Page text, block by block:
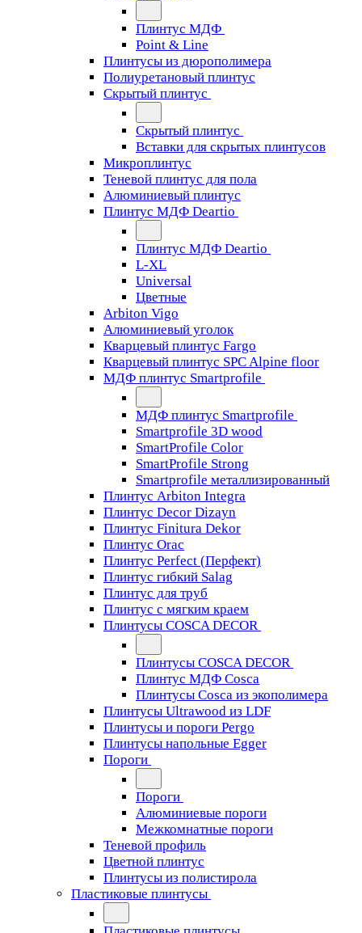
Плинтус МДФ
Point & Line
Плинтусы из дюрополимера
Полиуретановый плинтус
Скрытый плинтус
Скрытый плинтус
Вставки для скрытых плинтусов
Микроплинтус
Теневой плинтус для пола
Алюминиевый плинтус
Плинтус МДФ Deartio
Плинтус МДФ Deartio
L-XL
Universal
Цветные
Arbiton Vigo
Алюминиевый уголок
Кварцевый плинтус Fargo
Кварцевый плинтус SPC Alpine floor
МДФ плинтус Smartprofile
МДФ плинтус Smartprofile
Smartprofile 3D wood
SmartProfile Color
SmartProfile Strong
Smartprofile металлизированный
Плинтус Arbiton Integra
Плинтус Decor Dizayn
Плинтус Finitura Dekor
Плинтус Orac
Плинтус Perfect (Перфект)
Плинтус гибкий Salag
Плинтус для труб
Плинтус с мягким краем
Плинтусы COSCA DECOR
Плинтусы COSCA DECOR
Плинтус МДФ Cosca
Плинтусы Cosca из экополимера
Плинтусы Ultrawood из LDF
Плинтусы и пороги Pergo
Плинтусы напольные Egger
Пороги
Пороги
Алюминиевые пороги
Межкомнатные пороги
Теневой профиль
Цветной плинтус
Плинтусы из полистирола
Пластиковые плинтусы